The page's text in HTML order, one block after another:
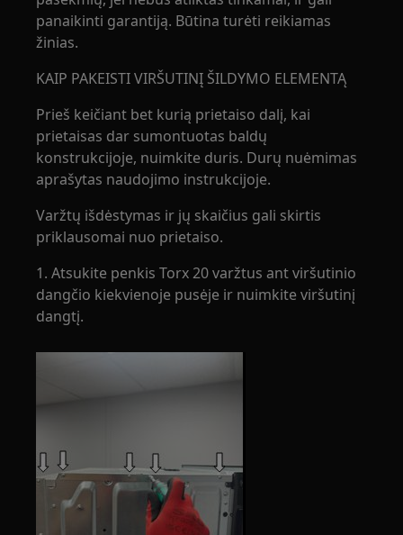
panaikinti garantiją. Būtina turėti reikiamas
žinias.
KAIP PAKEISTI VIRŠUTINĮ ŠILDYMO ELEMENTĄ
Prieš keičiant bet kurią prietaiso dalį, kai
prietaisas dar sumontuotas baldų
konstrukcijoje, nuimkite duris. Durų nuėmimas
aprašytas naudojimo instrukcijoje.
Varžtų išdėstymas ir jų skaičius gali skirtis
priklausomai nuo prietaiso.
1. Atsukite penkis Torx 20 varžtus ant viršutinio
dangčio kiekvienoje pusėje ir nuimkite viršutinį
dangtį.